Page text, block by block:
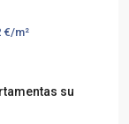
€/m²
su